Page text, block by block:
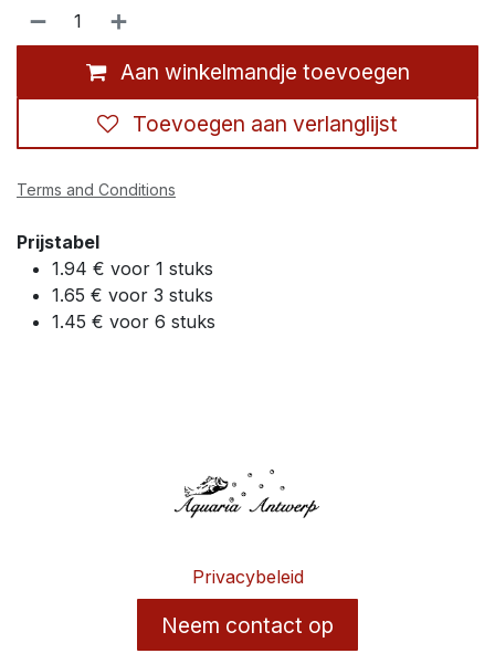
Aan winkelmandje toevoegen
Toevoegen aan verlanglijst
Terms and Conditions
Prijstabel
1.94 € voor 1 stuks
1.65 € voor 3 stuks
1.45 € voor 6 stuks
Privacybeleid
Neem contact op